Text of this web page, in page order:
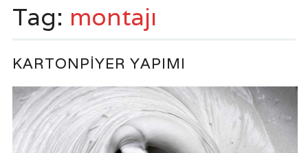
content
Tag: montajı
KARTONPIYER YAPIMI